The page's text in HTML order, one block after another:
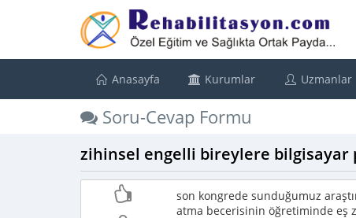
Anasayfa Kurumlar Uzmanlar
Soru-Cevap Formu
zihinsel engelli bireylere bilgisayar
son kongrede sunduğumuz
atma becerisinin öğretiminde eş